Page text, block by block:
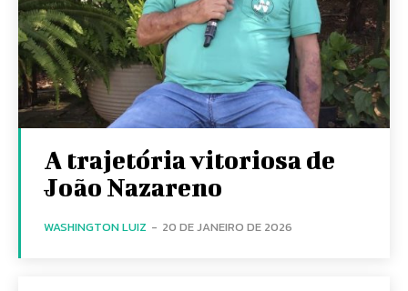
A trajetória vitoriosa de
João Nazareno
WASHINGTON LUIZ - 20 DE JANEIRO DE 2026